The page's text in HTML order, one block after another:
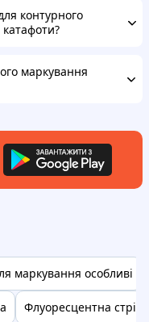
контурного
маркування
маркування особливі
Флуоресцентна